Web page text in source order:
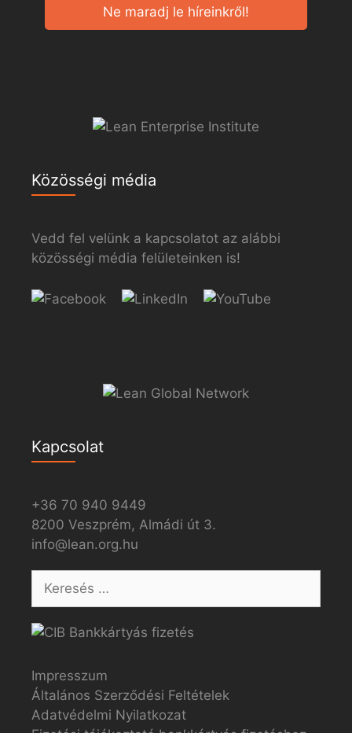
Ne maradj le híreinkről!
Közösségi média
Vedd fel velünk a kapcsolatot az alábbi
közösségi média felületeinken is!
Kapcsolat
+36 70 940 9449
8200 Veszprém, Almádi út 3.
info@lean.org.hu
Impresszum
Általános Szerződési Feltételek
Adatvédelmi Nyilatkozat